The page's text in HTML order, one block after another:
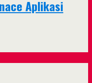
Aplikasi